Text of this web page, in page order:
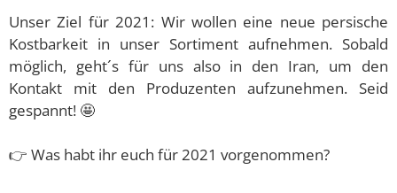
Unser Ziel für 2021: Wir wollen eine neue persische
Kostbarkeit in unser Sortiment aufnehmen. Sobald
möglich, geht´s für uns also in den Iran, um den
Kontakt mit den Produzenten aufzunehmen. Seid
gespannt! 🤩
👉 Was habt ihr euch für 2021 vorgenommen?